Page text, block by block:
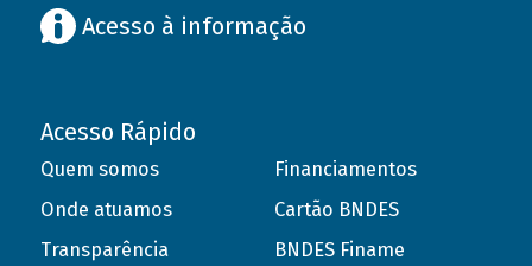
Acesso à informação
Acesso Rápido
Quem somos
Onde atuamos
Transparência
Financiamentos
Cartão BNDES
BNDES Finame